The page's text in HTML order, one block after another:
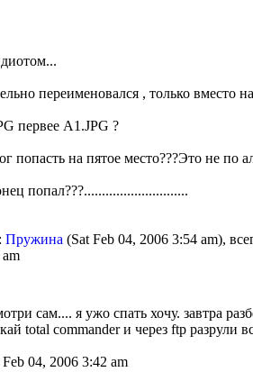
переименовался , только вместо
первее A1.JPG ?
попасть на пятое место???Это не по
попал???.............................
Пружина (Sat Feb 04, 2006 3:54 am),
сам.... я ужо спать хочу. завтра
total commander и через ftp разрули
04, 2006 3:42 am